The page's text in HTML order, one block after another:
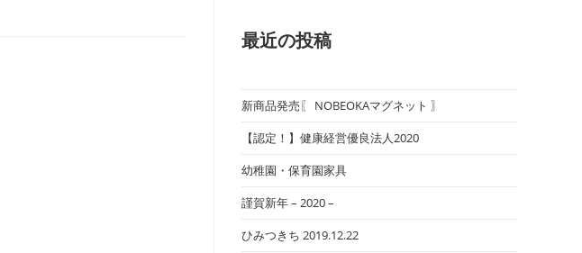
最近の投稿
新商品発売〖 NOBEOKAマグネット 〗
【認定！】健康経営優良法人2020
幼稚園・保育園家具
謹賀新年 – 2020 –
ひみつきち 2019.12.22